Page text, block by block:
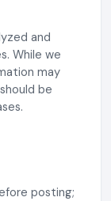
and
While we
may
be
posting;